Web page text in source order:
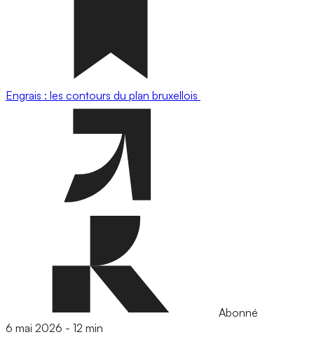
Engrais : les contours du plan bruxellois
Abonné
6 mai 2026 - 12 min